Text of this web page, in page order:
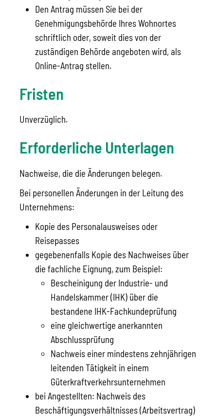
Den Antrag müssen Sie bei der
Genehmigungsbehörde Ihres Wohnortes
schriftlich oder, soweit dies von der
zuständigen Behörde angeboten wird, als
Online-Antrag stellen.
Fristen
Unverzüglich.
Erforderliche Unterlagen
Nachweise, die die Änderungen belegen.
Bei personellen Änderungen in der Leitung des
Unternehmens:
Kopie des Personalausweises oder
Reisepasses
gegebenenfalls Kopie des Nachweises über
die fachliche Eignung, zum Beispiel:
Bescheinigung der Industrie- und
Handelskammer (IHK) über die
bestandene IHK-Fachkundeprüfung
eine gleichwertige anerkannten
Abschlussprüfung
Nachweis einer mindestens zehnjährigen
leitenden Tätigkeit in einem
Güterkraftverkehrsunternehmen
bei Angestellten: Nachweis des
Beschäftigungsverhältnisses (Arbeitsvertrag)